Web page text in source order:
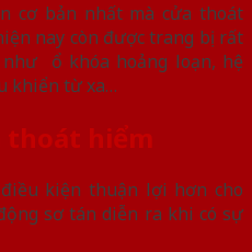
cơ bản nhất mà cửa thoát
nay còn được trang bị rất
ổ khóa hoảng loạn, hệ
khiển từ xa…
thoát hiểm
kiện thuận lợi hơn cho
sơ tán diễn ra khi có sự